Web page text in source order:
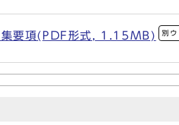
要項(PDF形式, 1.15MB) 別ウ